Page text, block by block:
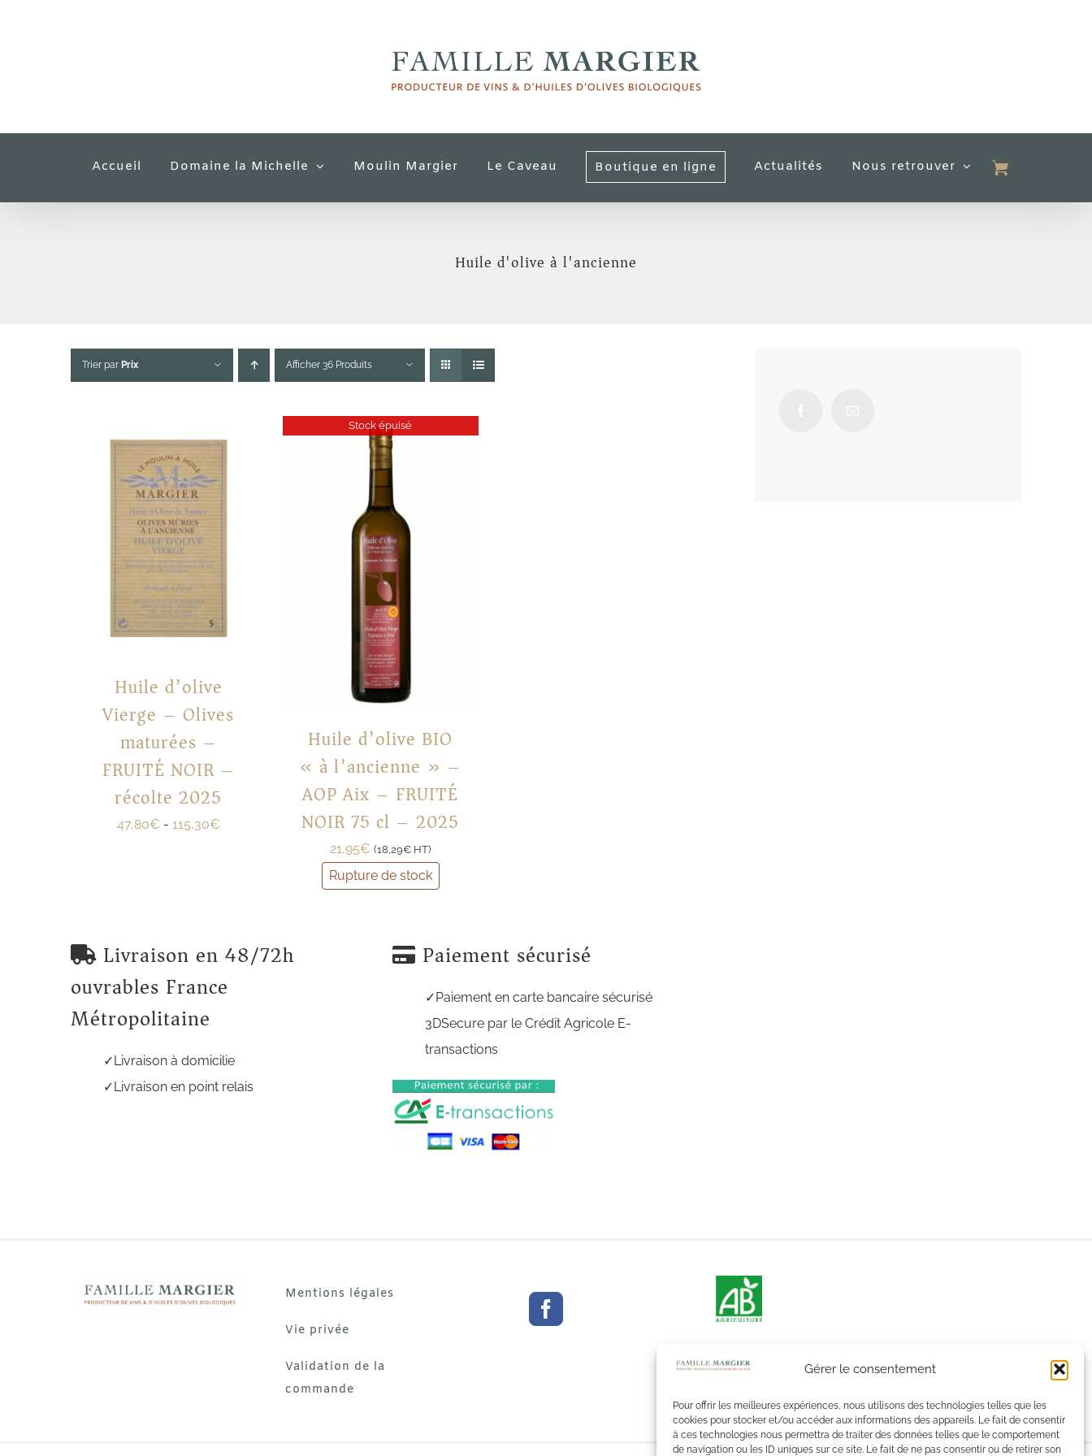
Gérer le consentement
Pour offrir les meilleures expériences, nous utilisons des technologies telles que les
cookies pour stocker et/ou accéder aux informations des appareils. Le fait de consentir
à ces technologies nous permettra de traiter des données telles que le comportement
de navigation ou les ID uniques sur ce site. Le fait de ne pas consentir ou de retirer son
Accueil Domaine la Michelle Moulin Margier Le Caveau Boutique en ligne Actualités Nous retrouver
Huile d'olive à l'ancienne
Trier par Prix Afficher 36 Produits
Huile d’olive
Vierge – Olives
maturées –
FRUITÉ NOIR –
récolte 2025
47,80€ - 115,30€
Stock épuisé
Huile d’olive BIO
« à l’ancienne » –
AOP Aix – FRUITÉ
NOIR 75 cl – 2025
21,95€ (18,29€ HT)
Rupture de stock
Livraison en 48/72h
ouvrables France
Métropolitaine
Livraison à domicilie
Livraison en point relais
Paiement sécurisé
Paiement en carte bancaire sécurisé
3DSecure par le Crédit Agricole E-
transactions
Mentions légales
Vie privée
Validation de la
commande